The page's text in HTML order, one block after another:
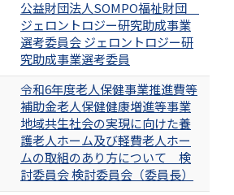
公益財団法人SOMPO福祉財団
ジェロントロジー研究助成事業
選考委員会 ジェロントロジー研
究助成事業選考委員
令和6年度老人保健事業推進費等
補助金老人保健健康増進等事業
地域共生社会の実現に向けた養
護老人ホーム及び軽費老人ホー
ムの取組のあり方について 検
討委員会 検討委員会（委員長）